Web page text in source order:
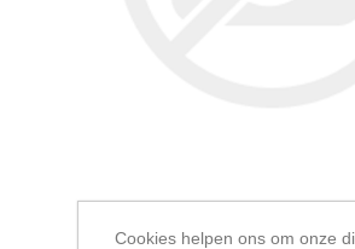
Cookies helpen ons om onze